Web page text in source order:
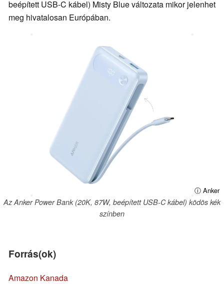
beépített USB-C kábel) Misty Blue változata mikor jelenhet
meg hivatalosan Európában.
ⓘ Anker
Az Anker Power Bank (20K, 87W, beépített USB-C kábel) ködös kék
színben
Forrás(ok)
Amazon Kanada